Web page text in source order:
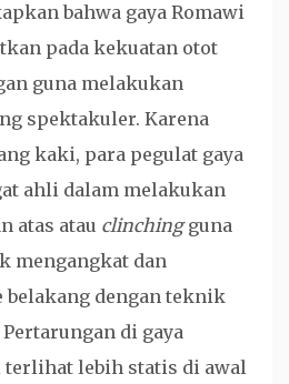
bahwa gaya Romawi
pada kekuatan otot
guna melakukan
spektakuler. Karena
kaki, para pegulat gaya
ahli dalam melakukan
atas atau clinchingguna
mengangkat dan
belakang dengan teknik
di gaya
lebih statis di awal